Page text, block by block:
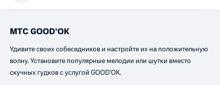
МТС GOOD’OK
Удивите своих собеседников и настройте их на положительную
волну. Установите популярные мелодии или шутки вместо
скучных гудков с услугой GOOD’OK.